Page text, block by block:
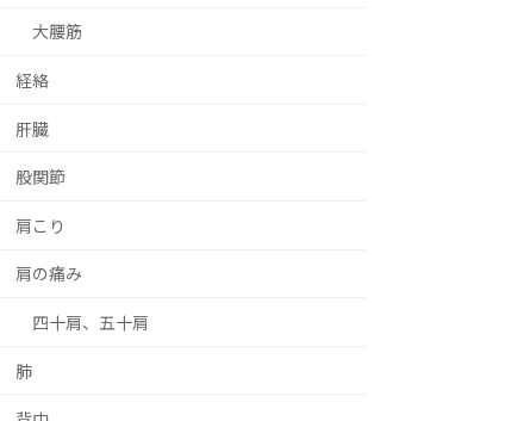
大腰筋
経絡
肝臓
股関節
肩こり
肩の痛み
四十肩、五十肩
肺